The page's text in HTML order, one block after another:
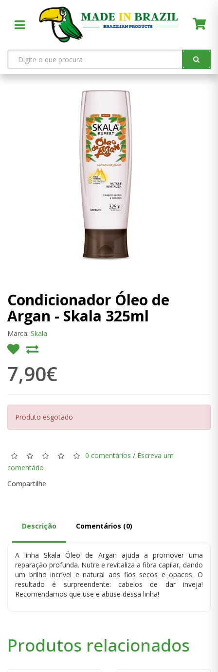
Condicionador Óleo de
Argan - Skala 325ml
Marca: Skala
7,90€
Produto esgotado
0 comentários / Escreva um
comentário
Compartilhe
Descrição Comentários (0)
A linha Skala Óleo de Argan ajuda a promover uma
reparação profunda. Nutre e revitaliza a fibra capilar, dando
um brilho incrível e natural aos fios secos e opacos. O
resultado é surpreendente: cabelos de dar inveja!
Recomendamos que use e abuse dessa linha!
Produtos relacionados